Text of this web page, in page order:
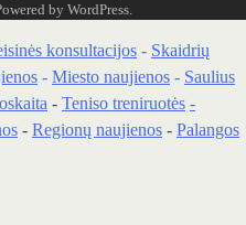
by WordPress.
konsultacijos - Skaidrių
- Miesto naujienos - Saulius
- Teniso treniruotės -
- Regionų naujienos - Palangos